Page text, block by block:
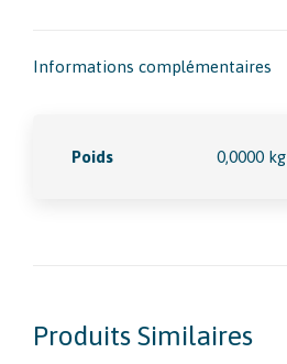
Informations complémentaires
Poids 0,0000 kg
Produits Similaires